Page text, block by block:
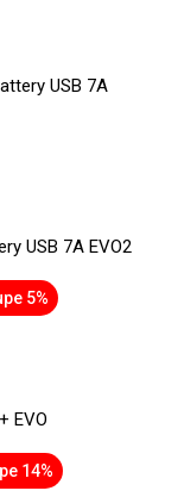
USB 7A
USB 7A EVO2
5%
EVO
14%